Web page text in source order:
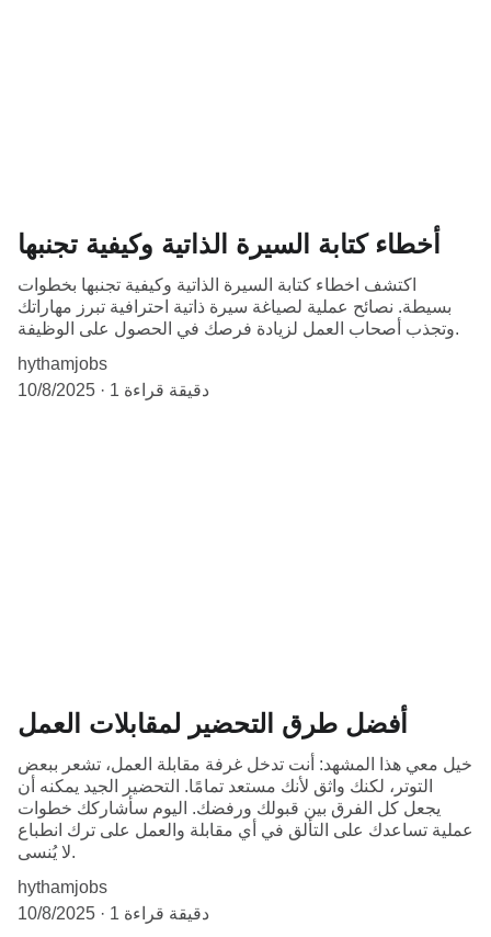
أخطاء كتابة السيرة الذاتية وكيفية تجنبها
اكتشف اخطاء كتابة السيرة الذاتية وكيفية تجنبها بخطوات
بسيطة. نصائح عملية لصياغة سيرة ذاتية احترافية تبرز مهاراتك
وتجذب أصحاب العمل لزيادة فرصك في الحصول على الوظيفة.
hythamjobs
10/8/2025
1 دقيقة قراءة
أفضل طرق التحضير لمقابلات العمل
خيل معي هذا المشهد: أنت تدخل غرفة مقابلة العمل، تشعر ببعض
التوتر، لكنك واثق لأنك مستعد تمامًا. التحضير الجيد يمكنه أن
يجعل كل الفرق بين قبولك ورفضك. اليوم سأشاركك خطوات
عملية تساعدك على التألق في أي مقابلة والعمل على ترك انطباع
لا يُنسى.
hythamjobs
10/8/2025
1 دقيقة قراءة